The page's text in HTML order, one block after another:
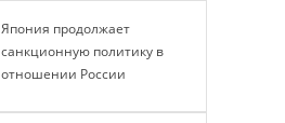
Япония продолжает
санкционную политику в
отношении России